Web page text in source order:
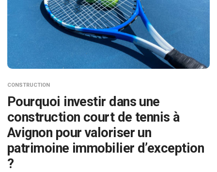
CONSTRUCTION
Pourquoi investir dans une
construction court de tennis à
Avignon pour valoriser un
patrimoine immobilier d’exception
?